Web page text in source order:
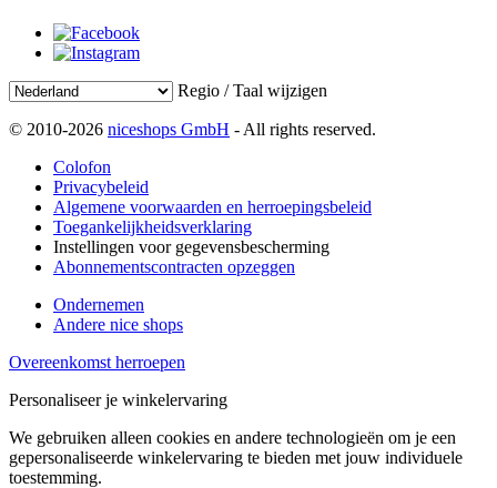
Regio / Taal wijzigen
© 2010-2026 niceshops GmbH - All rights reserved.
Colofon
Privacybeleid
Algemene voorwaarden en herroepingsbeleid
Toegankelijkheidsverklaring
Instellingen voor gegevensbescherming
Abonnementscontracten opzeggen
Ondernemen
Andere nice shops
Overeenkomst herroepen
Personaliseer je winkelervaring
We gebruiken alleen cookies en andere technologieën om je een
gepersonaliseerde winkelervaring te bieden met jouw individuele
toestemming.